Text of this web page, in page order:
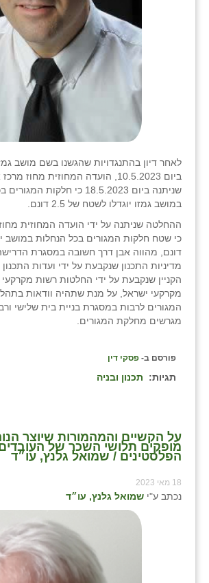
לאחר דיון בהתנגדויות שהגשנו בשם מושב
ביום 10.5.2023, הועדה המחוזית
שניתנה ביום 18.5.2023 כי חלקות
במושב גמזו יוגדלו לשטח של 2.5 דונם.
ההחלטה שניתנה על ידי הועדה המחוזית
דונם, מהווה אבן דרך חשובה במסגרת הדרישה
מדיניות התכנון שנקבעת על ידי ועדות התכנון
הקניין שנקבעת על ידי החלטות רשות
מקרקעי ישראל, על מנת שתהיה וודאות
המגורים לרבות במסגרת בניית בית שלישי
מגרשים מחלקת המגורים.
פורסם ב- פסקי דין
תגיות: תכנון ובניה
על הקשיים והמהמורות שיוצר
מופקים תלושי השכר של
הפלסטינים / שמואל גלנץ, עו״ד
18 מאי 2023
נכתב ע"י שמואל גלנץ, עו״ד